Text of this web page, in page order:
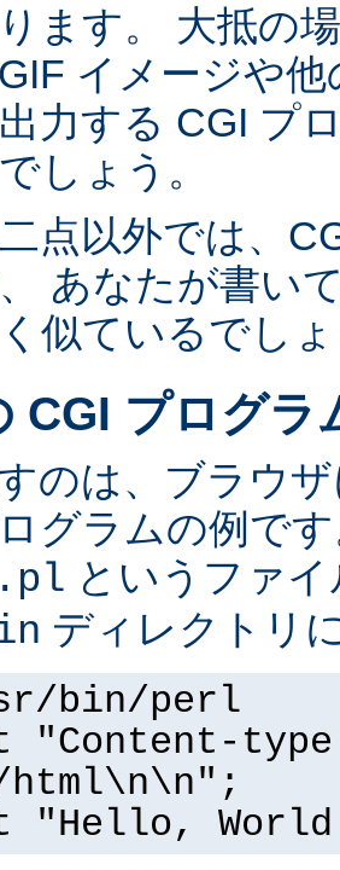
ます。 大抵の
イメージや
力する CGI プ
しょう。
点以外では、
あなたが書い
似ているでし
CGI プログラ
のは、ブラウ
グラムの例で
というファ
ディレクトリ
bin/perl
"Content-
"Hello,